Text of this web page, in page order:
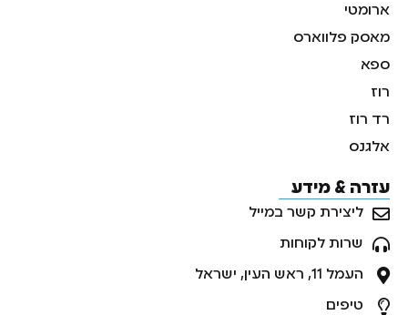
ארומטי
מאסק פלווארס
ספא
רוז
רד רוז
אלגנס
עזרה & מידע
ליצירת קשר במייל
שרות לקוחות
העמל 11, ראש העין, ישראל
טיפים